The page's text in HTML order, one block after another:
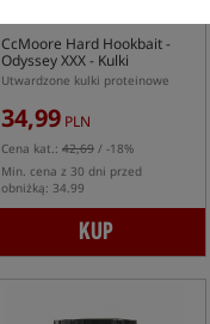
CcMoore Hard Hookbait -
Odyssey XXX- Kulki
proteinowe
Utwardzone kulki proteinowe
34,99 PLN
Cena kat.: 42,69 / -18%
Min. cena z 30 dni przed
obniżką: 34.99
KUP